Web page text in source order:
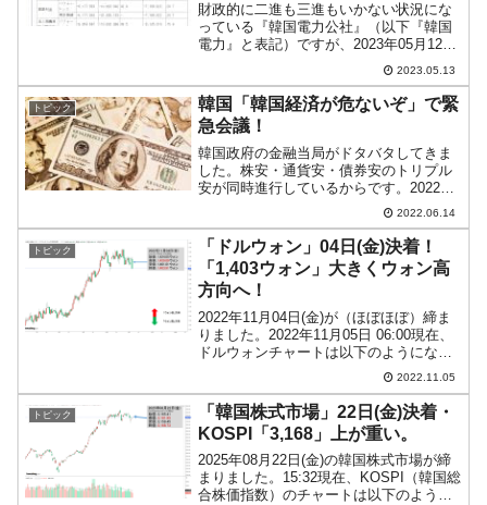
財政的に二進も三進もいかない状況にな
っている『韓国電力公社』（以下『韓国
電力』と表記）ですが、2023年05月12
日、「2023年第1四半期の業績」を公表
しました。以下をご覧ください。2023年
第1四半期総売上：21兆5,940億2,200...
2023.05.13
トピック
韓国「韓国経済が危ないぞ」で緊
急会議！
韓国政府の金融当局がドタバタしてきま
した。株安・通貨安・債券安のトリプル
安が同時進行しているからです。2022年
06月14日、企画財政部の方基善（パン・
ギソン）企画財政部第1次官は「非常経済
対応タスクフォース（TF）」第11回会議
を開催。以...
2022.06.14
トピック
「ドルウォン」04日(金)決着！
「1,403ウォン」大きくウォン高
方向へ！
2022年11月04日(金)が（ほぼほぼ）締ま
りました。2022年11月05日 06:00現在、
ドルウォンチャートは以下のようになっ
ています（チャートは『Investing.com』
より引用：以下同）。長い陰線になりま
した。「1ドル＝1,4...
2022.11.05
トピック
「韓国株式市場」22日(金)決着・
KOSPI「3,168」上が重い。
2025年08月22日(金)の韓国株式市場が締
まりました。15:32現在、KOSPI（韓国総
合株価指数）のチャートは以下のように